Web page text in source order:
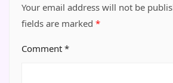
Your email address will not be
fields are marked *
Comment *